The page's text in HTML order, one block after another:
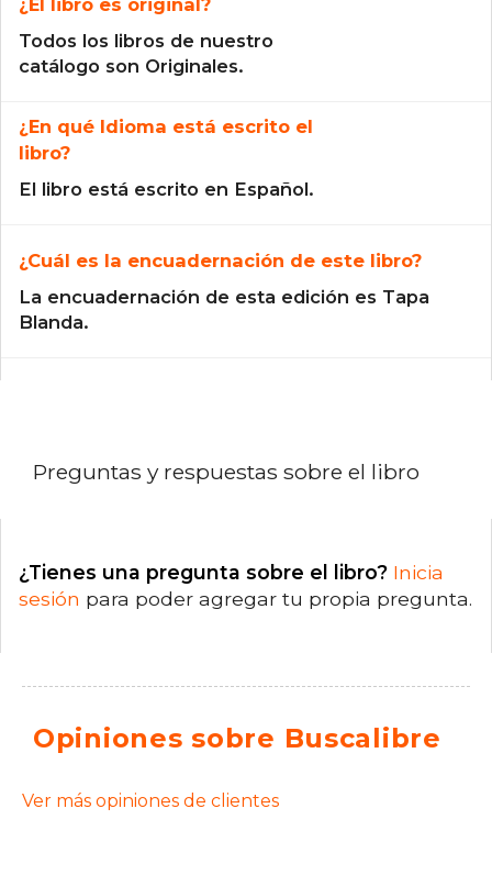
¿El libro es original?
Todos los libros de nuestro
catálogo son Originales.
¿En qué Idioma está escrito el
libro?
El libro está escrito en Español.
¿Cuál es la encuadernación de este libro?
La encuadernación de esta edición es Tapa
Blanda.
Preguntas y respuestas sobre el libro
¿Tienes una pregunta sobre el libro? Inicia
sesión para poder agregar tu propia pregunta.
Opiniones sobre Buscalibre
Ver más opiniones de clientes